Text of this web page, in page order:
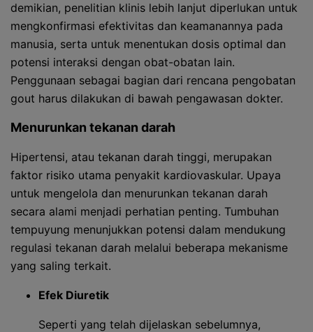
demikian, penelitian klinis lebih lanjut diperlukan untuk
mengkonfirmasi efektivitas dan keamanannya pada
manusia, serta untuk menentukan dosis optimal dan
potensi interaksi dengan obat-obatan lain.
Penggunaan sebagai bagian dari rencana pengobatan
gout harus dilakukan di bawah pengawasan dokter.
Menurunkan tekanan darah
Hipertensi, atau tekanan darah tinggi, merupakan
faktor risiko utama penyakit kardiovaskular. Upaya
untuk mengelola dan menurunkan tekanan darah
secara alami menjadi perhatian penting. Tumbuhan
tempuyung menunjukkan potensi dalam mendukung
regulasi tekanan darah melalui beberapa mekanisme
yang saling terkait.
Efek Diuretik
Seperti yang telah dijelaskan sebelumnya,